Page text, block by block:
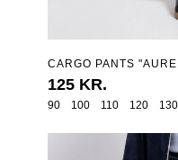
90 100 110 120 130
CARGO PANTS
125 KR.